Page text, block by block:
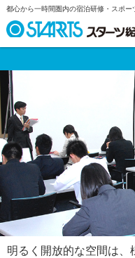
都心から一時間圏内の宿泊研修・スポー
明るく開放的な空間は、